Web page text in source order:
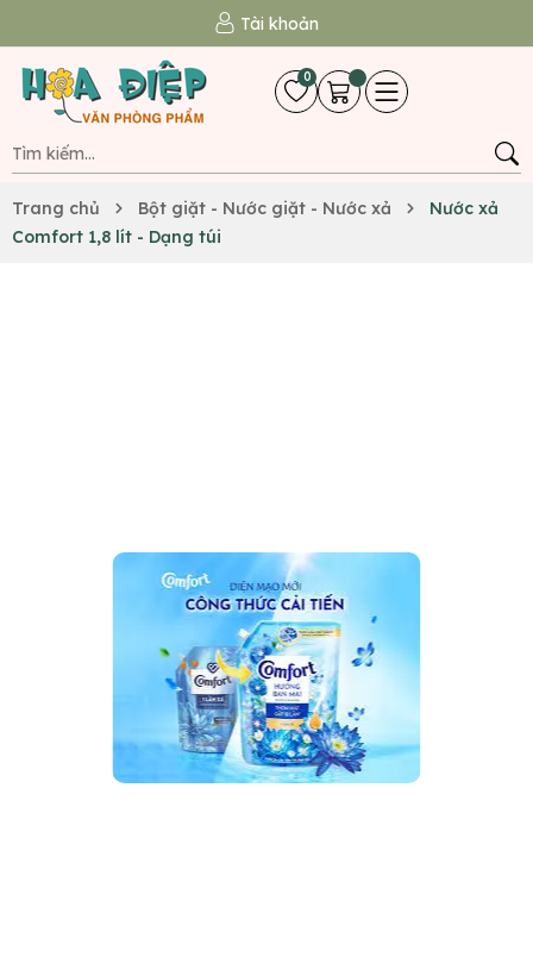
Tài khoản
0
Trang chủ Bột giặt - Nước giặt - Nước xả
Nước xả
Comfort 1,8 lít - Dạng túi